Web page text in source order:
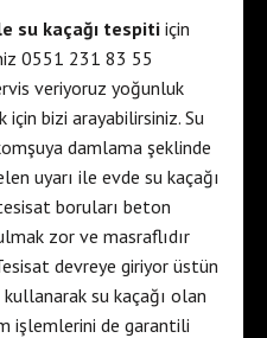
su kaçağı tespiti için
0551 231 83 55
veriyoruz yoğunluk
için bizi arayabilirsiniz. Su
damlama şeklinde
uyarı ile evde su kaçağı
boruları beton
zor ve masraflıdır
devreye giriyor üstün
su kaçağı olan
işlemlerini de garantili